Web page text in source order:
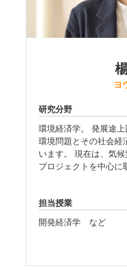
ヨ
研究分野
環境経済学。 発展途
環境問題とその社会経
います。 現在は、気
プロジェクトを中心に
担当授業
開発経済学 など